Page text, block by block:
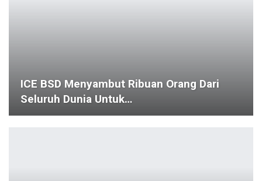
ICE BSD Menyambut Ribuan Orang Dari
Seluruh Dunia Untuk…